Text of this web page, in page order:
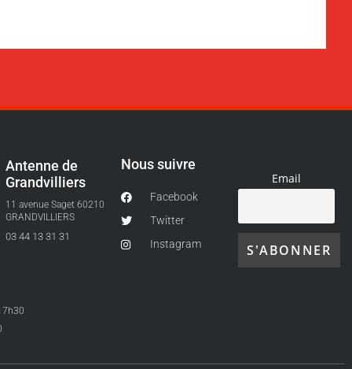
Antenne de
Grandvilliers
11 avenue Saget 60210
GRANDVILLIERS
03 44 13 31 31
Nous suivre
Facebook
Twitter
Instagram
Email